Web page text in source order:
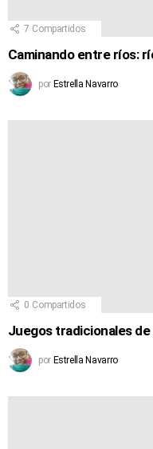
7 Compartidos
Caminando entre ríos:
por Estrella Navarro
0 Compartidos
Juegos tradicionales de
por Estrella Navarro